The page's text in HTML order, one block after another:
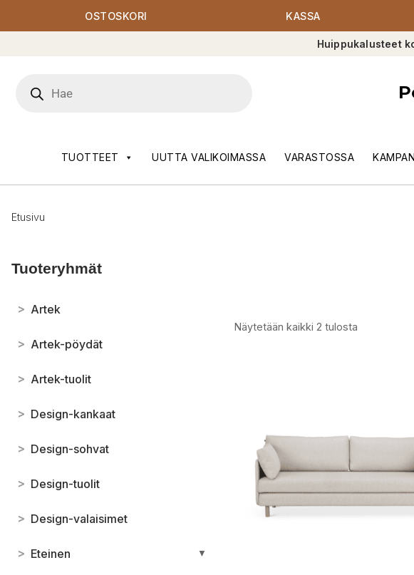
OSTOSKORI KASSA
Huippukalusteet
search
TUOTTEET UUTTA VALIKOIMASSA VARASTOSSA
Etusivu
Tuoteryhmät
> Artek
> Artek-pöydät
> Artek-tuolit
> Design-kankaat
> Design-sohvat
> Design-tuolit
> Design-valaisimet
> Eteinen ▼
Näytetään kaikki 2 tulosta